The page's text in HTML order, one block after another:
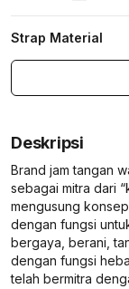
Strap Material
Deskripsi
Brand jam tangan
sebagai mitra dari
mengusung
dengan fungsi
bergaya, berani,
dengan fungsi
telah bermitra